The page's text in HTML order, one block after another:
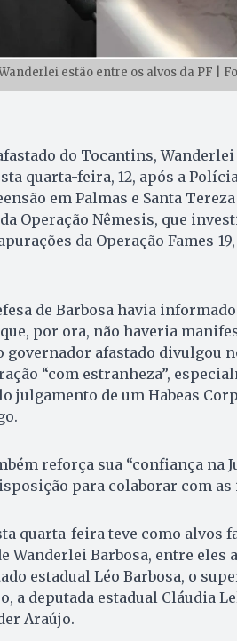
estão entre os alvos da PF |
do Tocantins,
quarta-feira, 12, após a
em Palmas e Santa
Operação Nêmesis, que
da Operação Fames-
de Barbosa havia
por ora, não haveria
governador afastado divulgou
“com estranheza”,
julgamento de um Habeas
reforça sua “confiança na
para colaborar com as
quarta-feira teve como
Wanderlei Barbosa, entre eles
estadual Léo Barbosa, o
a deputada estadual Cláudia
Araújo.